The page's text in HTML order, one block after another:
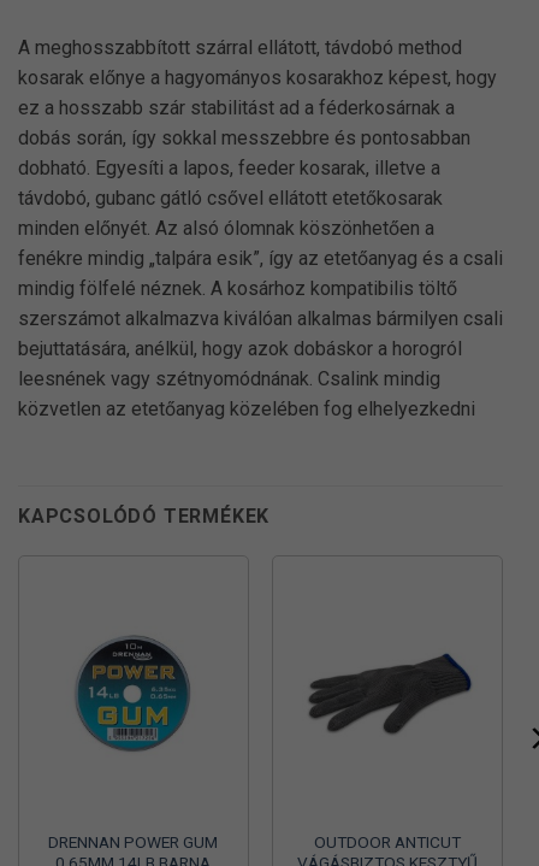
A meghosszabbított szárral ellátott, távdobó method
kosarak előnye a hagyományos kosarakhoz képest, hogy
ez a hosszabb szár stabilitást ad a féderkosárnak a
dobás során, így sokkal messzebbre és pontosabban
dobható. Egyesíti a lapos, feeder kosarak, illetve a
távdobó, gubanc gátló csővel ellátott etetőkosarak
minden előnyét. Az alsó ólomnak köszönhetően a
fenékre mindig „talpára esik”, így az etetőanyag és a csali
mindig fölfelé néznek. A kosárhoz kompatibilis töltő
szerszámot alkalmazva kiválóan alkalmas bármilyen csali
bejuttatására, anélkül, hogy azok dobáskor a horogról
leesnének vagy szétnyomódnának. Csalink mindig
közvetlen az etetőanyag közelében fog elhelyezkedni
KAPCSOLÓDÓ TERMÉKEK
DRENNAN POWER GUM
0,65MM 14LB BARNA
OUTDOOR ANTICUT
VÁGÁSBIZTOS KESZTYŰ